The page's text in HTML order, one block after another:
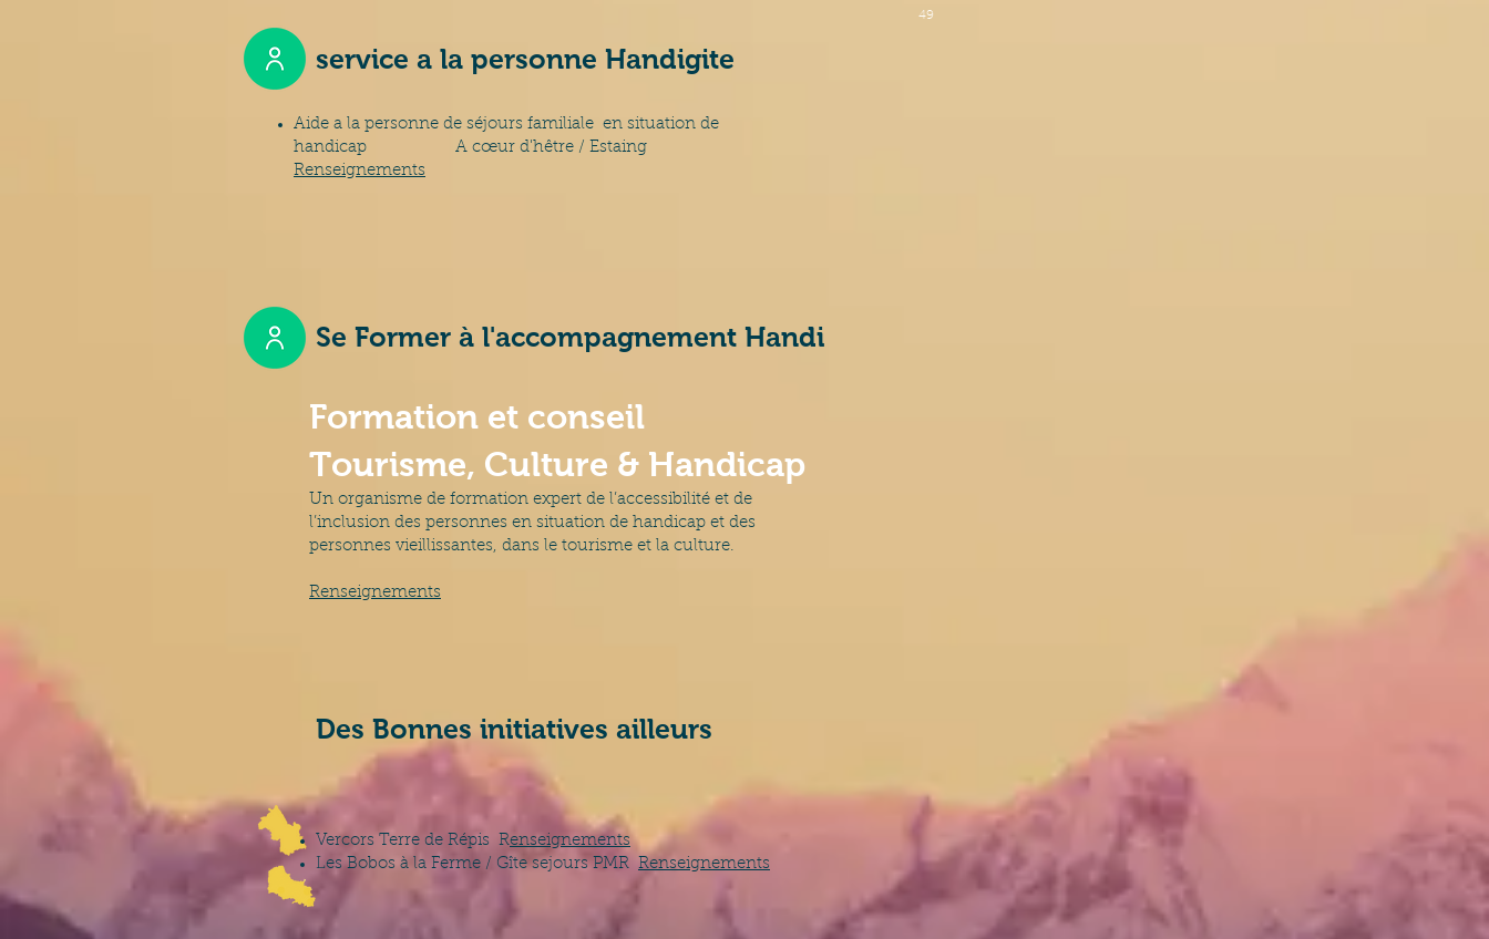
service a la personne Handigite
Aide a la personne de séjours familiale en situation de
handicap A cœur d'hêtre / Estaing
Renseignements
Se Former à l'accompagnement Handi
Formation et conseil
Tourisme, Culture & Handicap
Un organisme de formation expert de l’accessibilité et de
l’inclusion des personnes en situation de handicap et des
personnes vieillissantes, dans le tourisme et la culture.
Renseignements
Des Bonnes initiatives ailleurs
Vercors Terre de Répis Renseignements
Les Bobos à la Ferme / Gîte sejours PMR Renseignements
49